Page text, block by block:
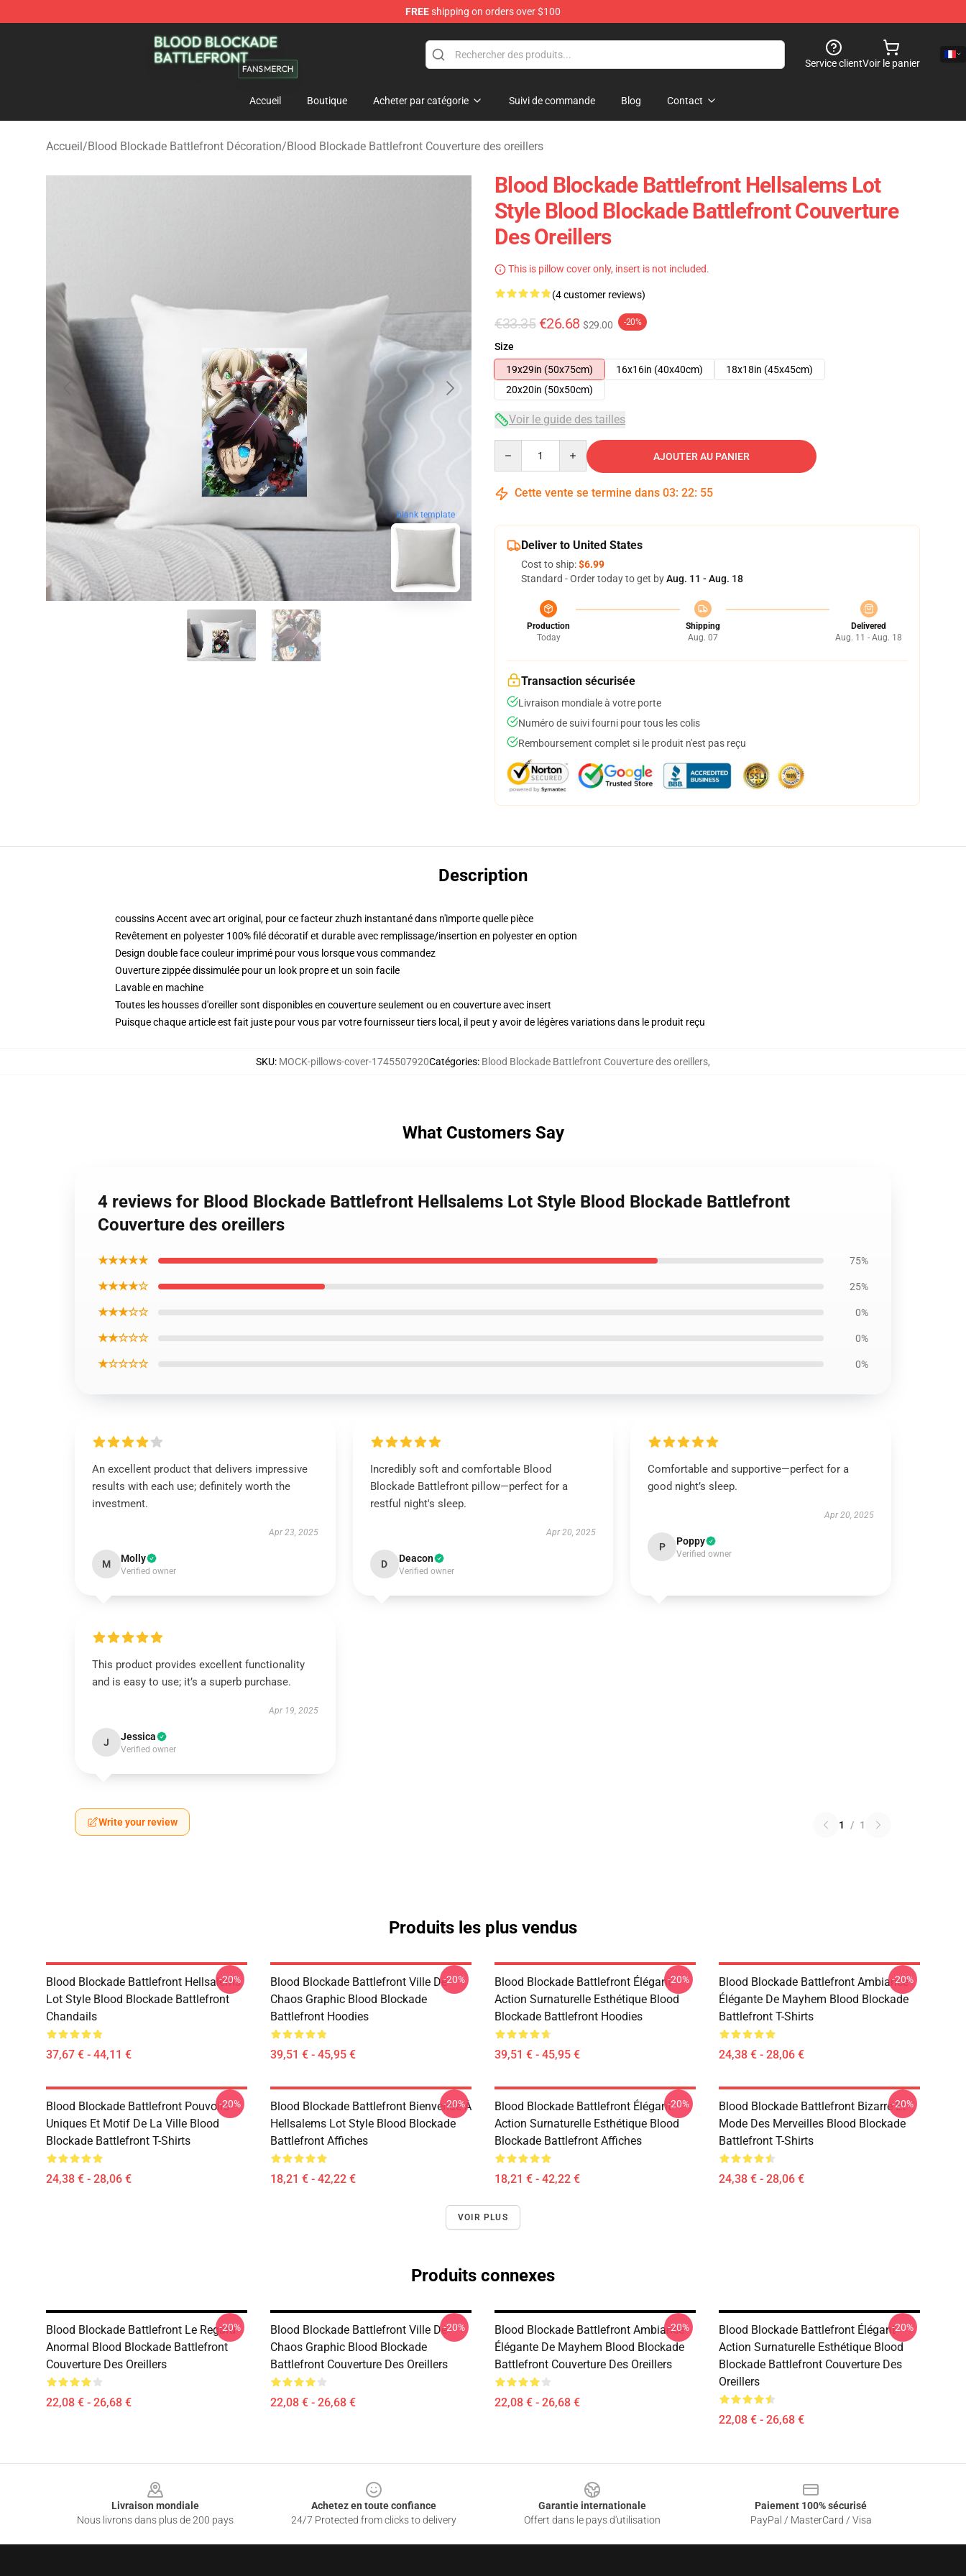
FREEshipping on orders over $100
Blood Blockade Battlefront Shop - Official Blood Blockade Battlefront Merchandise Store
Service clientVoir le panier
Accueil Boutique Acheter par catégorie Suivi de commande Blog Contact
Accueil/Blood Blockade Battlefront Décoration/Blood Blockade Battlefront Couverture des oreillers
blank template
Blood Blockade Battlefront Hellsalems Lot
Style Blood Blockade Battlefront Couverture
Des Oreillers
This is pillow cover only, insert is not included.
(4 customer reviews)
€33.35 €26.68 $29.00 -20%
Size
19x29in (50x75cm)
16x16in (40x40cm)
18x18in (45x45cm)
20x20in (50x50cm)
Voir le guide des tailles
AJOUTER AU PANIER
Cette vente se termine dans 03: 22: 54
Deliver to United States
Cost to ship:$6.99
Standard - Order today to get byAug. 11 - Aug. 18
Production
Today
Shipping
Aug. 07
Delivered
Aug. 11 - Aug. 18
Transaction sécurisée
Livraison mondiale à votre porte
Numéro de suivi fourni pour tous les colis
Remboursement complet si le produit n'est pas reçu
Description
coussins Accent avec art original, pour ce facteur zhuzh instantané dans n'importe quelle pièce
Revêtement en polyester 100% filé décoratif et durable avec remplissage/insertion en polyester en option
Design double face couleur imprimé pour vous lorsque vous commandez
Ouverture zippée dissimulée pour un look propre et un soin facile
Lavable en machine
Toutes les housses d'oreiller sont disponibles en couverture seulement ou en couverture avec insert
Puisque chaque article est fait juste pour vous par votre fournisseur tiers local, il peut y avoir de légères variations dans le produit reçu
SKU: MOCK-pillows-cover-1745507920Catégories: Blood Blockade Battlefront Couverture des oreillers,
What Customers Say
4 reviews for Blood Blockade Battlefront Hellsalems Lot Style Blood Blockade Battlefront
Couverture des oreillers
★★★★★ 75%
★★★★☆ 25%
★★★☆☆ 0%
★★☆☆☆ 0%
★☆☆☆☆ 0%
An excellent product that delivers impressive
results with each use; definitely worth the
investment.
Apr 23, 2025
M Molly
Verified owner
Incredibly soft and comfortable Blood
Blockade Battlefront pillow—perfect for a
restful night's sleep.
Apr 20, 2025
D Deacon
Verified owner
Comfortable and supportive—perfect for a
good night’s sleep.
Apr 20, 2025
P Poppy
Verified owner
This product provides excellent functionality
and is easy to use; it’s a superb purchase.
Apr 19, 2025
J Jessica
Verified owner
Write your review 1 / 1
Produits les plus vendus
Blood Blockade Battlefront Hellsalems
Lot Style Blood Blockade Battlefront
Chandails
37,67 € - 44,11 €
-20%
Blood Blockade Battlefront Ville De
Chaos Graphic Blood Blockade
Battlefront Hoodies
39,51 € - 45,95 €
-20%
Blood Blockade Battlefront Élégant
Action Surnaturelle Esthétique Blood
Blockade Battlefront Hoodies
39,51 € - 45,95 €
-20%
Blood Blockade Battlefront Ambiance
Élégante De Mayhem Blood Blockade
Battlefront T-Shirts
24,38 € - 28,06 €
-20%
Blood Blockade Battlefront Pouvoirs
Uniques Et Motif De La Ville Blood
Blockade Battlefront T-Shirts
24,38 € - 28,06 €
-20%
Blood Blockade Battlefront Bienvenue À
Hellsalems Lot Style Blood Blockade
Battlefront Affiches
18,21 € - 42,22 €
-20%
Blood Blockade Battlefront Élégant
Action Surnaturelle Esthétique Blood
Blockade Battlefront Affiches
18,21 € - 42,22 €
-20%
Blood Blockade Battlefront Bizarre Et
Mode Des Merveilles Blood Blockade
Battlefront T-Shirts
24,38 € - 28,06 €
-20%
VOIR PLUS
Produits connexes
Blood Blockade Battlefront Le Regard
Anormal Blood Blockade Battlefront
Couverture Des Oreillers
22,08 € - 26,68 €
-20%
Blood Blockade Battlefront Ville De
Chaos Graphic Blood Blockade
Battlefront Couverture Des Oreillers
22,08 € - 26,68 €
-20%
Blood Blockade Battlefront Ambiance
Élégante De Mayhem Blood Blockade
Battlefront Couverture Des Oreillers
22,08 € - 26,68 €
-20%
Blood Blockade Battlefront Élégant
Action Surnaturelle Esthétique Blood
Blockade Battlefront Couverture Des
Oreillers
22,08 € - 26,68 €
-20%
Livraison mondiale
Nous livrons dans plus de 200 pays
Achetez en toute confiance
24/7 Protected from clicks to delivery
Garantie internationale
Offert dans le pays d'utilisation
Paiement 100% sécurisé
PayPal / MasterCard / Visa